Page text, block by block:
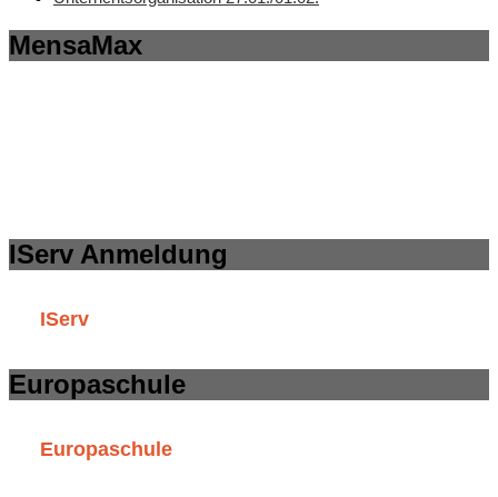
MensaMax
IServ Anmeldung
IServ
Europaschule
Europaschule